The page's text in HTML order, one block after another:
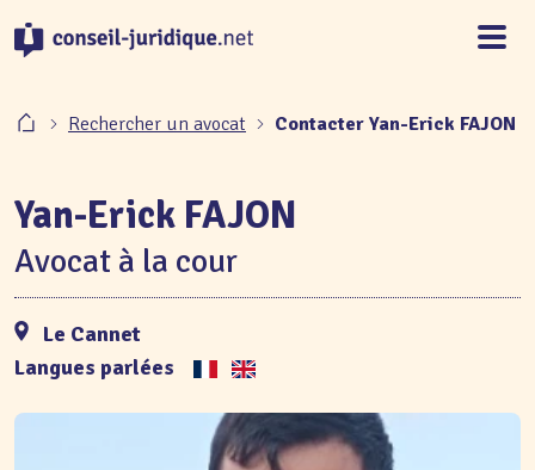
Rechercher un avocat Contacter Yan-Erick FAJON
Yan-Erick FAJON
Avocat à la cour
Le Cannet
Langues parlées